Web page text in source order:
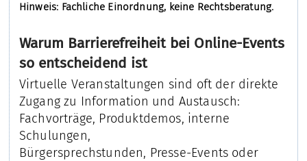
Hinweis: Fachliche Einordnung, keine Rechtsberatung.
Warum Barrierefreiheit bei Online-Events
so entscheidend ist
Virtuelle Veranstaltungen sind oft der direkte
Zugang zu Information und Austausch:
Fachvorträge, Produktdemos, interne
Schulungen,
Bürgersprechstunden, Presse-Events oder